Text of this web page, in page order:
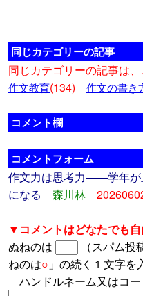
同じカテゴリーの記事
同じカテゴリーの記事は
作文教育(134) 作文の書き
コメント欄
コメントフォーム
作文力は思考力――学年が
になる
森川林
▼コメントはどなたでも自
ぬねのは
（スパム
ねのは○ 」の続く１文字を
ハンドルネーム又はコー